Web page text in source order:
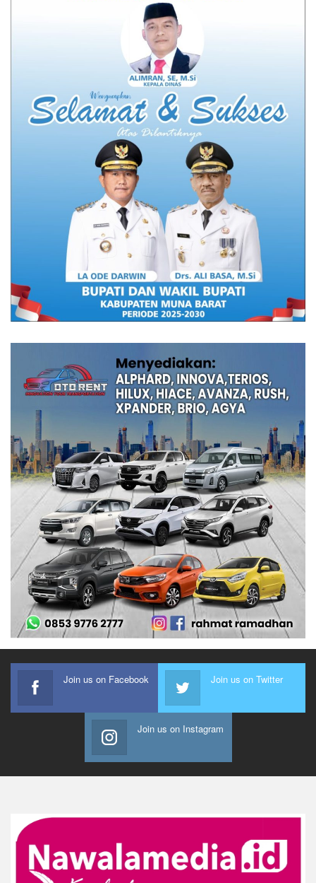
Join us on Facebook Join us on Twitter
Join us on Instagram